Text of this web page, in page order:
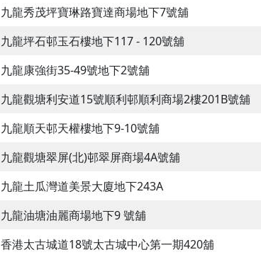
九龍秀茂坪寶琳路寶達商場地下7號舖
九龍坪石邨玉石樓地下117 - 120號舖
九龍康強街35-49號地下2號舖
九龍觀塘利安道15號順利邨順利商場2樓201B號舖
九龍順天邨天權樓地下9-10號舖
九龍觀塘翠屏(北)邨翠屏商場4A號舖
九龍土瓜灣道美景大廈地下243A
九龍油塘油麗商場地下9 號舖
香港太古城道18號太古城中心第一期420舖